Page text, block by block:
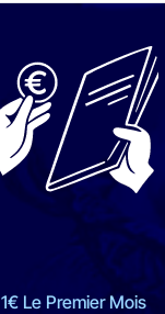
1€ Le Premier Mois